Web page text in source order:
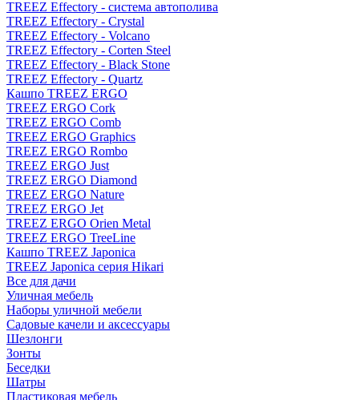
TREEZ Effectory - система автополива
TREEZ Effectory - Crystal
TREEZ Effectory - Volcano
TREEZ Effectory - Corten Steel
TREEZ Effectory - Black Stone
TREEZ Effectory - Quartz
Кашпо TREEZ ERGO
TREEZ ERGO Cork
TREEZ ERGO Comb
TREEZ ERGO Graphics
TREEZ ERGO Rombo
TREEZ ERGO Just
TREEZ ERGO Diamond
TREEZ ERGO Nature
TREEZ ERGO Jet
TREEZ ERGO Orien Metal
TREEZ ERGO TreeLine
Кашпо TREEZ Japonica
TREEZ Japonica серия Hikari
Все для дачи
Уличная мебель
Наборы уличной мебели
Садовые качели и аксессуары
Шезлонги
Зонты
Беседки
Шатры
Пластиковая мебель